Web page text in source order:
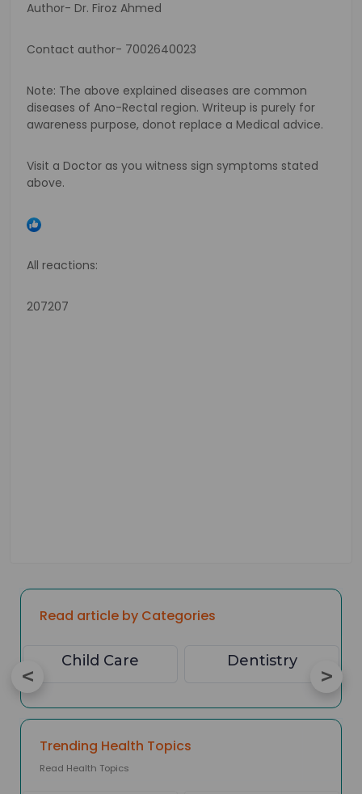
Author- Dr. Firoz Ahmed
Contact author- 7002640023
Note: The above explained diseases are common
diseases of Ano-Rectal region. Writeup is purely for
awareness purpose, donot replace a Medical advice.
Visit a Doctor as you witness sign symptoms stated
above.
All reactions:
207207
Read article by Categories
Child Care Dentistry
Trending Health Topics
Read Health Topics